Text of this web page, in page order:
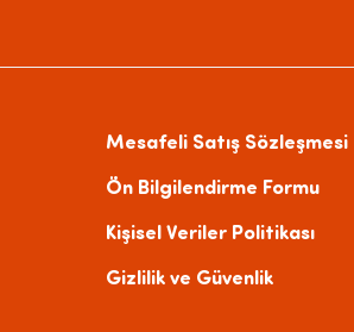
Mesafeli Satış Sözleşmesi
Ön Bilgilendirme Formu
Kişisel Veriler Politikası
Gizlilik ve Güvenlik